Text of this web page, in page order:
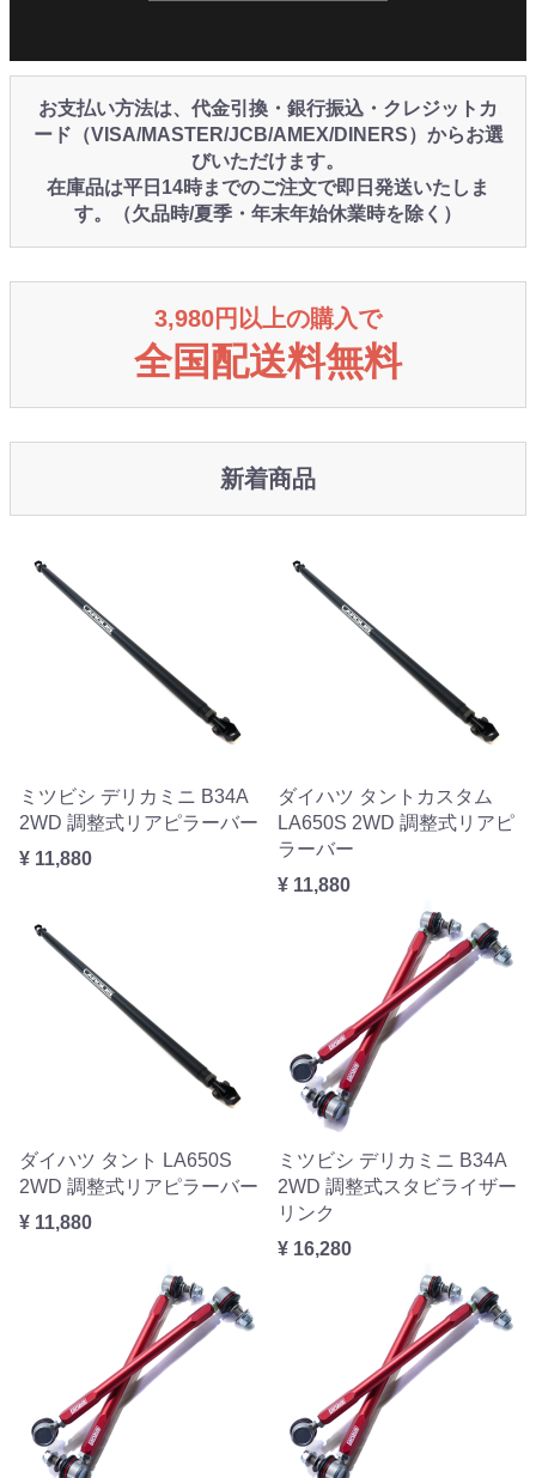
お支払い方法は、代金引換・銀行振込・クレジットカ
ード（VISA/MASTER/JCB/AMEX/DINERS）からお選
びいただけます。
在庫品は平日14時までのご注文で即日発送いたしま
す。（欠品時/夏季・年末年始休業時を除く）
3,980円以上の購入で
全国配送料無料
新着商品
ミツビシ デリカミニ B34A
2WD 調整式リアピラーバー
¥ 11,880
ダイハツ タントカスタム
LA650S 2WD 調整式リアピ
ラーバー
¥ 11,880
ダイハツ タント LA650S
2WD 調整式リアピラーバー
¥ 11,880
ミツビシ デリカミニ B34A
2WD 調整式スタビライザー
リンク
¥ 16,280